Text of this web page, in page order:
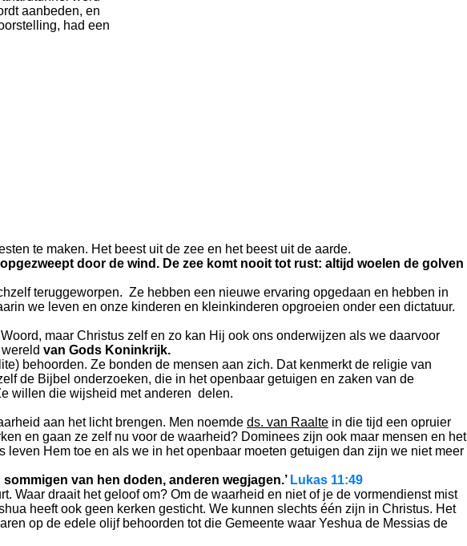
aanbeden, en
had een
te maken. Het beest uit de zee en het beest uit de aarde.
door de wind. De zee komt nooit tot rust: altijd woelen de golven
teruggeworpen. Ze hebben een nieuwe ervaring opgedaan en hebben in
we leven en onze kinderen en kleinkinderen opgroeien onder een dictatuur.
maar Christus zelf en zo kan Hij ook ons onderwijzen als we daarvoor
van Gods Koninkrijk.
behoorden. Ze bonden de mensen aan zich. Dat kenmerkt de religie van
de Bijbel onderzoeken, die in het openbaar getuigen en zaken van de
willen die wijsheid met anderen delen.
aan het licht brengen. Men noemde ds. van Raalte in die tijd een opruier
en gaan ze zelf nu voor de waarheid? Dominees zijn ook maar mensen en het
Hem toe en als we in het openbaar moeten getuigen dan zijn we niet meer
van hen doden, anderen wegjagen.’ Lukas 11:49
Waar draait het geloof om? Om de waarheid en niet of je de vormendienst mist
heeft ook geen kerken gesticht. We kunnen slechts één zijn in Christus. Het
op de edele olijf behoorden tot die Gemeente waar Yeshua de Messias de